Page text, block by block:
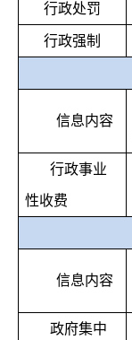
行政处罚
行政强制
信息内容
行政事业
性收费
信息内容
政府集中